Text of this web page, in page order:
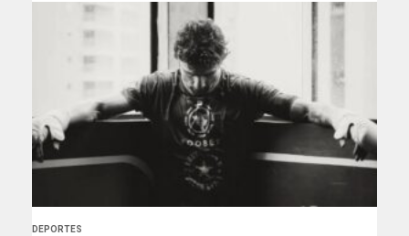
DEPORTES